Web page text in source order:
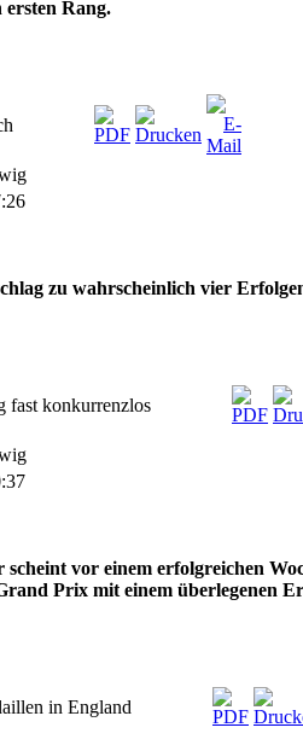
ersten Rang.
zu wahrscheinlich vier
fast konkurrenzlos
scheint vor einem erfolgreichen
Prix mit einem überlegenen
in England